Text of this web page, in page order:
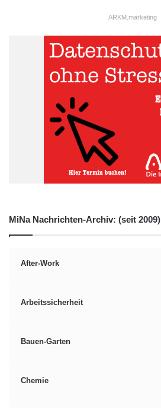
ARKM.marketing
MiNa Nachrichten-Archiv: (seit 2009)
After-Work
Arbeitssicherheit
Bauen-Garten
Chemie